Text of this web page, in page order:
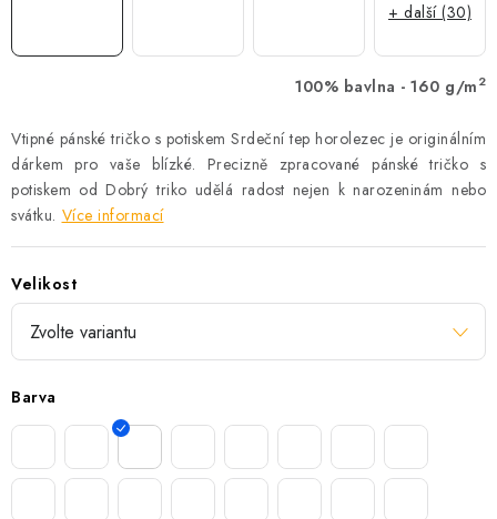
100% bavlna - 160 g/m 2
Vtipné pánské tričko s potiskem Srdeční tep horolezec je originálním
dárkem pro vaše blízké. Precizně zpracované pánské tričko s
potiskem od Dobrý triko udělá radost nejen k narozeninám nebo
svátku. Více informací
Velikost
Barva
+ další (30)